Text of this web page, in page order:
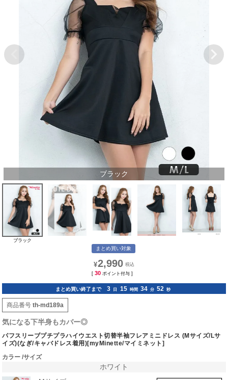
ブラック
ブラック
まとめ買い対象
¥2,990
[ 30 ポイント付与 ]
まとめ買い終了まで 3 日 15 時間 34 分 51 秒
商品番号 th-md189a
気になる下半身もカバー◎
パフスリーブプチプラハイウエスト切替半袖フレアミニドレス (Mサイズ/Lサ
イズ)(なぎ/キャバドレス着用)[myMinette/マイミネット]
カラー サイズ
ホワイト